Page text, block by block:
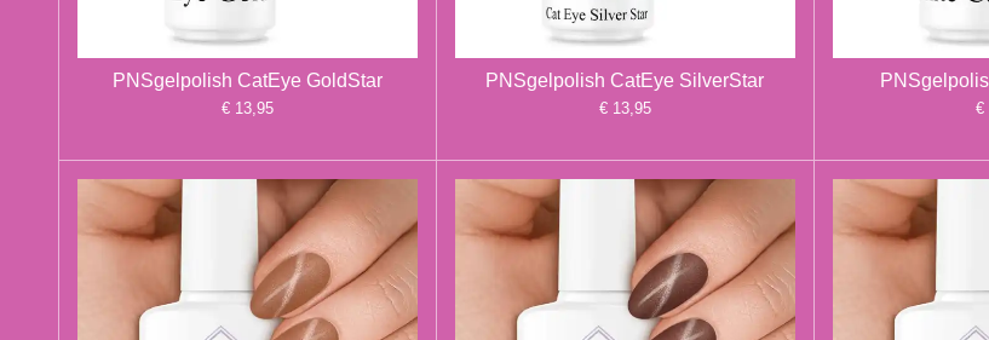
PNSgelpolish CatEye GoldStar
€ 13,95
PNSgelpolish CatEye SilverStar
€ 13,95 €